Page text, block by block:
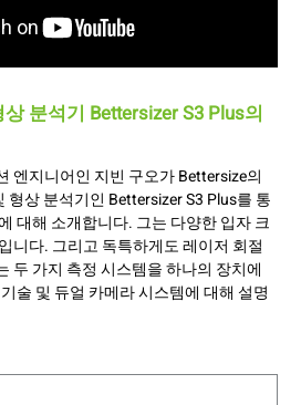
분석기 Bettersizer S3 Plus의
엔지니어인 지빈 구오가 Bettersize의
형상 분석기인 Bettersizer S3 Plus를 통
대해 소개합니다. 그는 다양한 입자 크
니다. 그리고 독특하게도 레이저 회절
두 가지 측정 시스템을 하나의 장치에
술 및 듀얼 카메라 시스템에 대해 설명